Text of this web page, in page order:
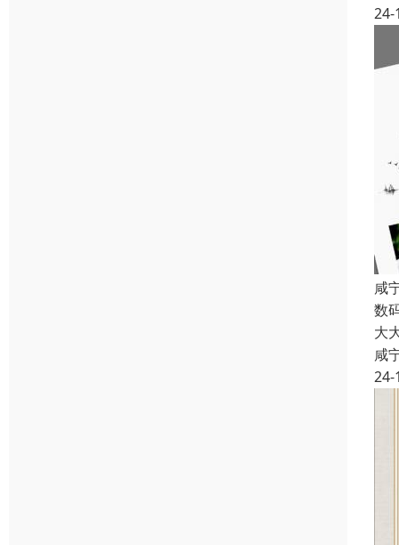
24-
咸
数
大
咸
24-